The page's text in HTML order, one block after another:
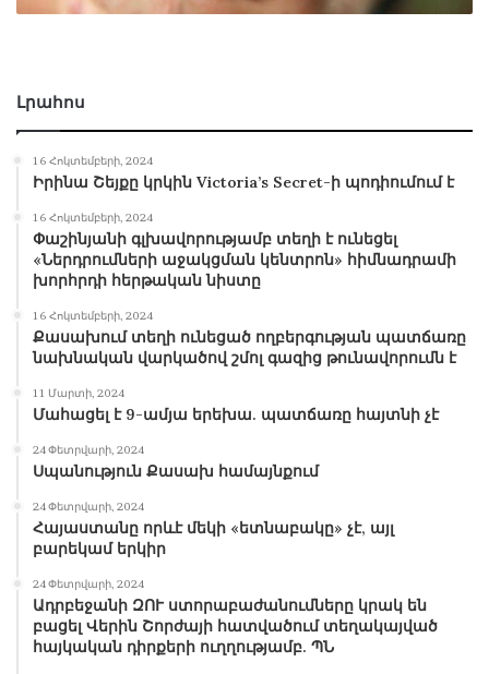
Լրահոս
16 Հոկտեմբերի, 2024
Իրինա Շեյքը կրկին Victoria’s Secret-ի պոդիումում է
16 Հոկտեմբերի, 2024
Փաշինյանի գլխավորությամբ տեղի է ունեցել
«Ներդրումների աջակցման կենտրոն» հիմնադրամի
խորհրդի հերթական նիստը
16 Հոկտեմբերի, 2024
Քասախում տեղի ունեցած ողբերգության պատճառը
նախնական վարկածով շմոլ գազից թունավորումն է
11 Մարտի, 2024
Մահացել է 9-ամյա երեխա. պատճառը հայտնի չէ
24 Փետրվարի, 2024
Սպանություն Քասախ համայնքում
24 Փետրվարի, 2024
Հայաստանը որևէ մեկի «ետնաբակը» չէ, այլ
բարեկամ երկիր
24 Փետրվարի, 2024
Ադրբեջանի ԶՈՒ ստորաբաժանումները կրակ են
բացել Վերին Շորժայի հատվածում տեղակայված
հայկական դիրքերի ուղղությամբ. ՊՆ